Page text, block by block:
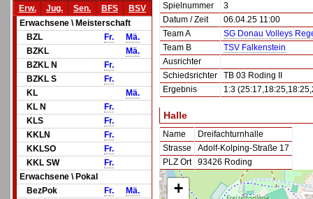
Erw.
Jug. Sen. BFS
BSV
Erwachsene \ Meisterschaft
BZL
Fr.
Mä.
BZKL
Mä.
BZKL N
Fr.
BZKL S
Fr.
KL
Mä.
KL N
Fr.
KLS
Fr.
KKLN
Fr.
KKLSO
Fr.
KKL SW
Fr.
Erwachsene \ Pokal
BezPok
Fr.
Mä.
Spielnummer
3
Datum / Zeit
06.04.25 11:00
Team A
SG Donau Volleys
Team B
TSV Falkenstein
Ausrichter
Schiedsrichter
TB 03 Roding II
Ergebnis
1:3
Halle
Name
Dreifachturnhalle
Strasse
Adolf-Kolping-Straße 17
PLZ Ort
93426 Roding
+